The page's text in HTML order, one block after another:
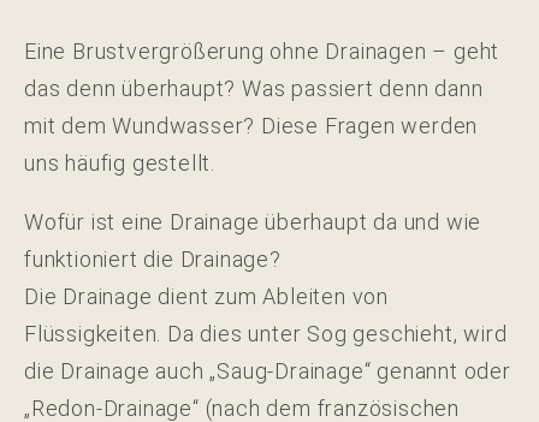
Eine Brustvergrößerung ohne Drainagen – geht
das denn überhaupt? Was passiert denn dann
mit dem Wundwasser? Diese Fragen werden
uns häufig gestellt.
Wofür ist eine Drainage überhaupt da und wie
funktioniert die Drainage?
Die Drainage dient zum Ableiten von
Flüssigkeiten. Da dies unter Sog geschieht, wird
die Drainage auch „Saug-Drainage“ genannt oder
„Redon-Drainage“ (nach dem französischen